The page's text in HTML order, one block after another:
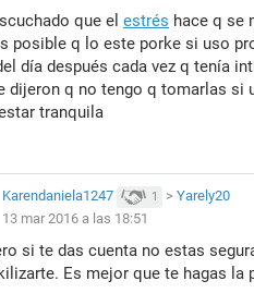
que el estrés hace q se
posible q lo este porke si uso
día después cada vez q tenía
dijeron q no tengo q tomarlas si
tranquila
Karendaniela1247 1 > Yarely20
13 mar 2016 a las 18:51
si te das cuenta no estas
Es mejor que te hagas la